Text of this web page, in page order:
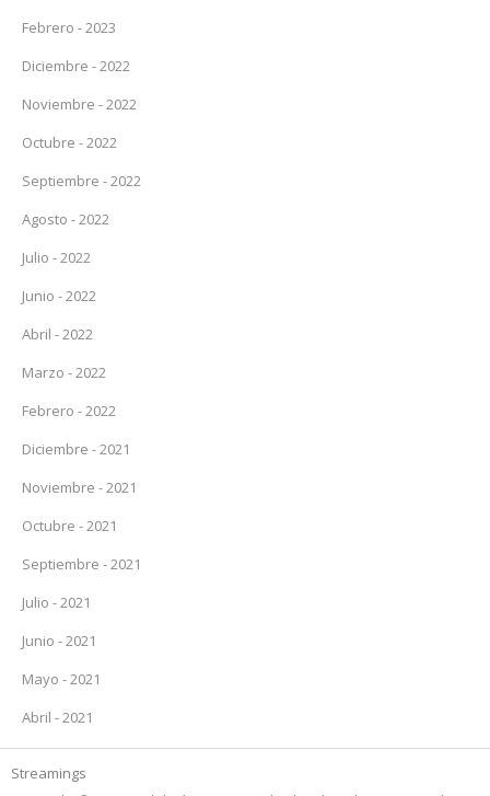
Febrero - 2023
Diciembre - 2022
Noviembre - 2022
Octubre - 2022
Septiembre - 2022
Agosto - 2022
Julio - 2022
Junio - 2022
Abril - 2022
Marzo - 2022
Febrero - 2022
Diciembre - 2021
Noviembre - 2021
Octubre - 2021
Septiembre - 2021
Julio - 2021
Junio - 2021
Mayo - 2021
Abril - 2021
Streamings